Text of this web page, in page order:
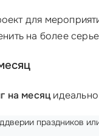
для
на более
на месяц
праздников